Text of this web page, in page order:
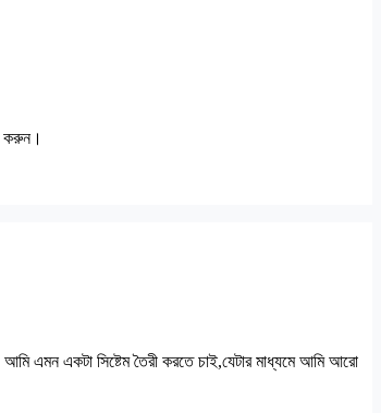
করুন।
এমন একটা সিষ্টেম তৈরী করতে চাই,যেটার মাধ্যমে আমি আরো